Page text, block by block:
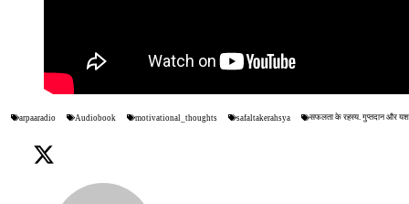
arpaaradio Audiobook motivational_thoughts safaltakerahsya सफलता के रहस्य. गुप्तदान और यश